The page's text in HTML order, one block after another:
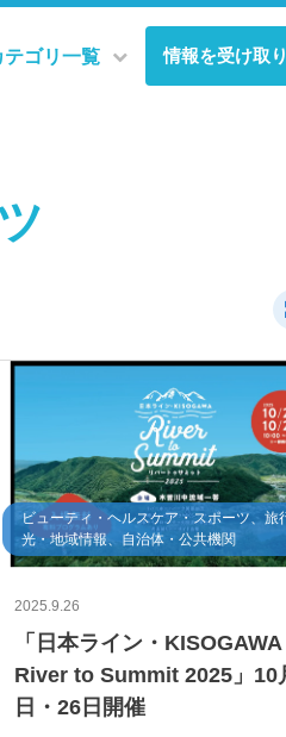
テゴリ一覧 情報を受け取
ビューティ・ヘルスケア・スポーツ、旅
光・地域情報、自治体・公共機関
2025.9.26
「日本ライン・KISOGAWA
River to Summit 2025」10
日・26日開催